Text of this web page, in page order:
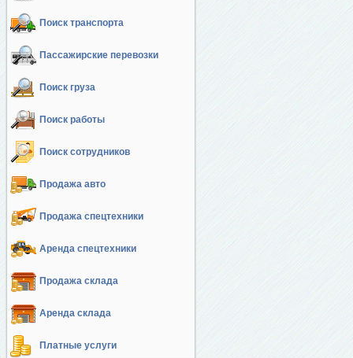
Поиск транспорта
Пассажирские перевозки
Поиск груза
Поиск работы
Поиск сотрудников
Продажа авто
Продажа спецтехники
Аренда спецтехники
Продажа склада
Аренда склада
Платные услуги